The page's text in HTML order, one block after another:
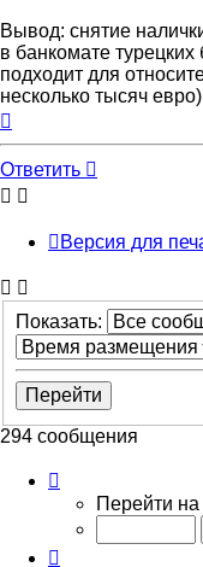
Вывод: снятие
в банкомате
подходит для
несколько тысяч
началу
Ответить
Версия для
Показать:
294 сообщения
24
30
Перейти на